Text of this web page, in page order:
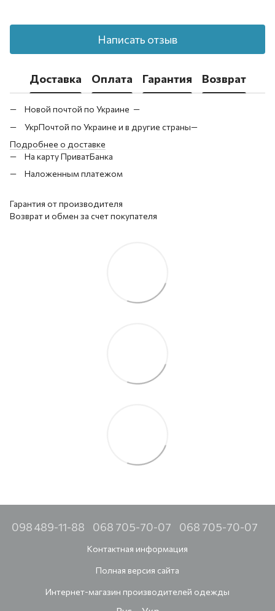
Написать отзыв
Доставка Оплата Гарантия Возврат
Новой почтой по Украине —
УкрПочтой по Украине и в другие страны—
Подробнее о доставке
На карту ПриватБанка
Наложенным платежом
Гарантия от производителя
Возврат и обмен за счет покупателя
098 489-11-88 068 705-70-07 068 705-70-07
Контактная информация
Полная версия сайта
Интернет-магазин производителей одежды